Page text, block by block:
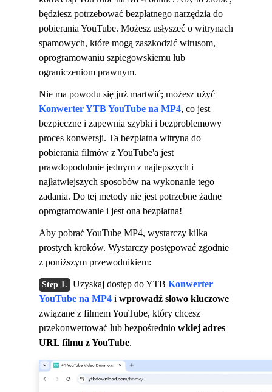
będziesz potrzebować bezpłatnego narzędzia do
pobierania YouTube. Możesz usłyszeć o witrynach
spamowych, które mogą zaszkodzić wirusom,
oprogramowaniu szpiegowskiemu lub
ograniczeniom prawnym.
Nie ma powodu się już martwić; możesz użyć
Konwerter YTB YouTube na MP4, co jest
bezpieczne i zapewnia szybki i bezproblemowy
proces konwersji. Ta bezpłatna witryna do
pobierania filmów z YouTube'a jest
prawdopodobnie jednym z najlepszych i
najłatwiejszych sposobów na wykonanie tego
zadania. Do tej metody nie jest potrzebne żadne
oprogramowanie i jest ona bezpłatna!
Aby pobrać YouTube MP4, wystarczy kilka
prostych kroków. Wystarczy postępować zgodnie
z poniższym przewodnikiem:
Uzyskaj dostęp do YTB Konwerter
YouTube na MP4 i wprowadź słowo kluczowe
związane z filmem YouTube, który chcesz
przekonwertować lub bezpośrednio wklej adres
URL filmu z YouTube.